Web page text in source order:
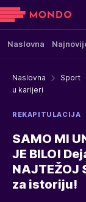
Naslovna
Naslovna Sport
u karijeri
REKAPITULACIJA
SAMO MI
JE BILO!
NAJTEŽOJ
za istoriju!